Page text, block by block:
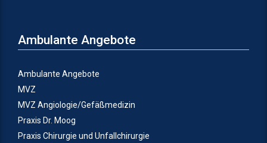
Ambulante Angebote
Ambulante Angebote
MVZ
MVZ Angiologie/Gefäßmedizin
Praxis Dr. Moog
Praxis Chirurgie und Unfallchirurgie